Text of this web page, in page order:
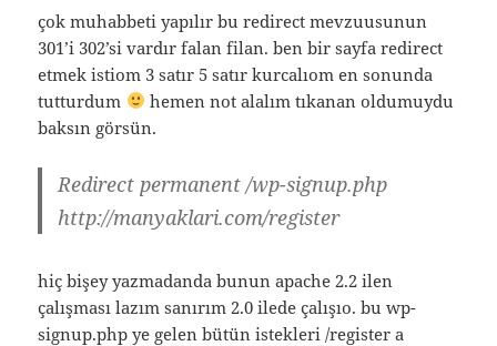
çok muhabbeti yapılır bu redirect mevzuusunun
301’i 302’si vardır falan filan. ben bir sayfa redirect
etmek istiom 3 satır 5 satır kurcalıom en sonunda
tutturdum
hemen not alalım tıkanan oldumuydu
baksın görsün.
Redirect permanent /wp-signup.php
http://manyaklari.com/register
hiç bişey yazmadanda bunun apache 2.2 ilen
çalışması lazım sanırım 2.0 ilede çalışıo. bu wp-
signup.php ye gelen bütün istekleri /register a